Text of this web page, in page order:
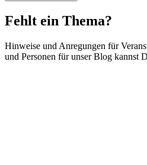
Fehlt ein Thema?
Hinweise und Anregungen für
und Personen für unser Blog kannst